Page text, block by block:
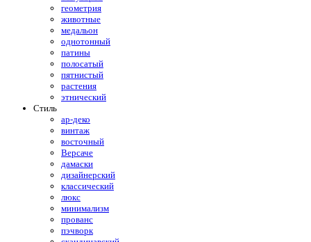
геометрия
животные
медальон
однотонный
патины
полосатый
пятнистый
растения
этнический
Стиль
ар-деко
винтаж
восточный
Версаче
дамаски
дизайнерский
классический
люкс
минимализм
прованс
пэчворк